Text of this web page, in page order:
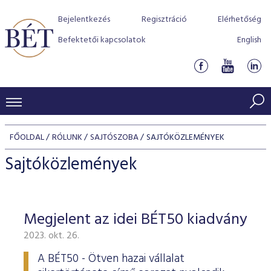
Bejelentkezés Regisztráció
Elérhetőség
Befektetői kapcsolatok
English
KERESKEDÉSI ADATOK
INDEXEK
Jelzáloglevél indexek
Vállalati kötvény indexek
Azonnali Piac
Részvények
Származékos piac
BEFEKTETŐK
Részvény szekció
Hitelpapír szekció
BÉT szabályzatok
Befektetővédelem
Alkalmazott díjstruktúra
Elszámolás
Részvény és vállalati kötvény tőzsdei bevezetését
program
BÉT Xtend - Részvénypiac egyszerűen
TŐZSDETAGOK
Tőzsdetagok, üzletkötők
VENDOROK
FŐOLDAL RÓLUNK SAJTÓSZOBA SAJTÓKÖZLEMÉNYEK
Sajtóközlemények
Megjelent az idei BÉT50 kiadvány
2023. okt. 26.
A BÉT50 - Ötven hazai vállalat